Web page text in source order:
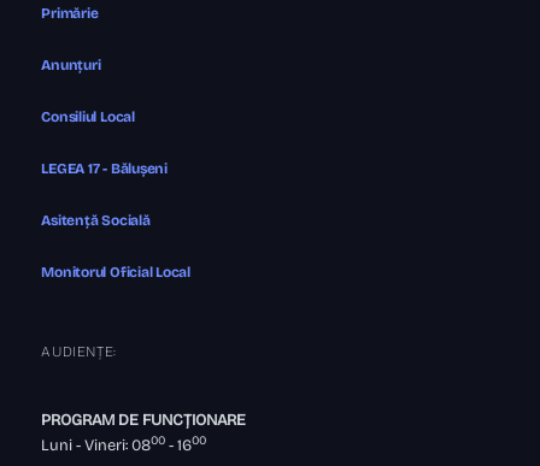
Primărie
Anunțuri
Consiliul Local
LEGEA 17 - Bălușeni
Asitență Socială
Monitorul Oficial Local
AUDIENȚE:
PROGRAM DE FUNCȚIONARE
Luni - Vineri: 0800 - 1600